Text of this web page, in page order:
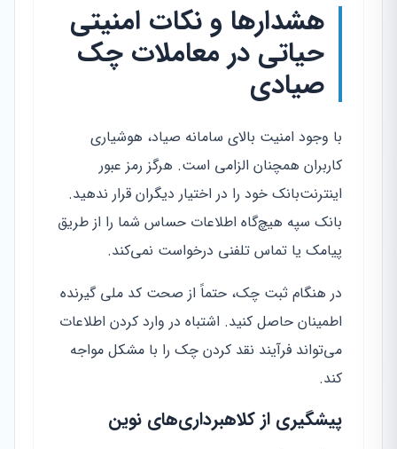
هشدارها و نکات امنیتی
حیاتی در معاملات چک
صیادی
با وجود امنیت بالای سامانه صیاد، هوشیاری
کاربران همچنان الزامی است. هرگز رمز عبور
اینترنت‌بانک خود را در اختیار دیگران قرار ندهید.
بانک سپه هیچ‌گاه اطلاعات حساس شما را از طریق
پیامک یا تماس تلفنی درخواست نمی‌کند.
در هنگام ثبت چک، حتماً از صحت کد ملی گیرنده
اطمینان حاصل کنید. اشتباه در وارد کردن اطلاعات
می‌تواند فرآیند نقد کردن چک را با مشکل مواجه
کند.
پیشگیری از کلاهبرداری‌های نوین